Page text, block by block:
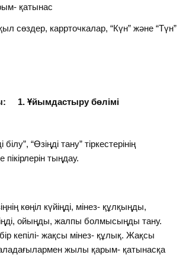
қатынас
сөздер, каррточкалар, “Күн” және “Түн”
1. Ұйымдастыру бөлімі
білу”, “Өзіңді тану” тіркестерінің
тыңдау.
көңіл күйіңді, мінез- құлқыңды,
ойыңды, жалпы болмысыңды тану.
кепілі- жақсы мінез- құлық. Жақсы
жылы қарым- қатынасқа